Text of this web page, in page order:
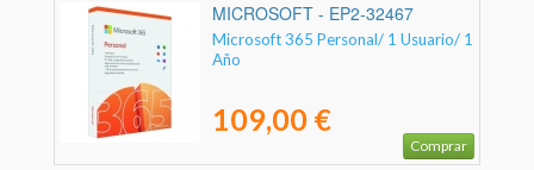
MICROSOFT - EP2-32467
Microsoft 365 Personal/ 1 Usuario/ 1
Año
109,00 €
Comprar